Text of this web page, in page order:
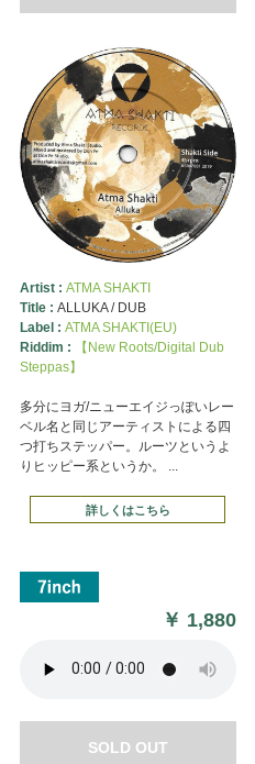
Artist : ATMA SHAKTI
Title : ALLUKA / DUB
Label : ATMA SHAKTI(EU)
Riddim :
【New Roots/Digital Dub
Steppas】
多分にヨガ/ニューエイジっぽいレー
ベル名と同じアーティストによる四
つ打ちステッパー。ルーツというよ
りヒッピー系というか。 ...
詳しくはこちら
￥ 1,880
SOLD OUT